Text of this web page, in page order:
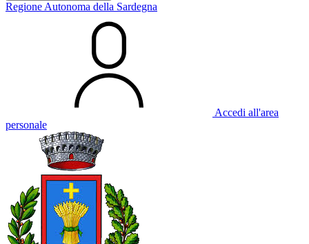
Regione Autonoma della Sardegna
Accedi all'area
personale